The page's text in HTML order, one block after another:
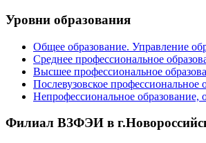
Уровни образования
Общее образование. Управление
Среднее профессиональное
Высшее профессиональное
Послевузовское профессиональное
Непрофессиональное образование,
Филиал ВЗФЭИ в